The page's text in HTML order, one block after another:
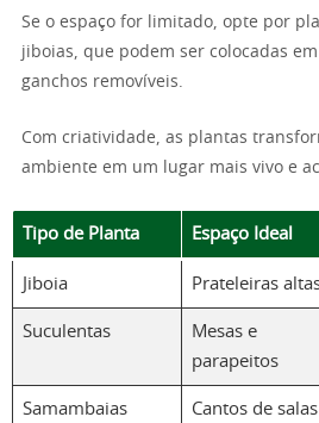
Se o espaço for limitado, opte por
jiboias, que podem ser colocadas
ganchos removíveis.
Com criatividade, as plantas
ambiente em um lugar mais vivo e
Tipo de Planta Espaço Ideal
Jiboia Prateleiras
Suculentas
Mesas e
parapeitos
Samambaias Cantos de salas